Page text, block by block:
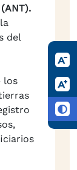
del
los